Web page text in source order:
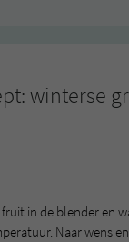
winterse
in de blender en
Naar wens